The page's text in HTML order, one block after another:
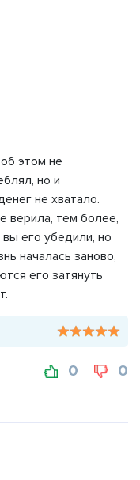
этом не
но и
не хватало.
верила, тем более,
его убедили, но
началась заново,
его затянуть
0 0